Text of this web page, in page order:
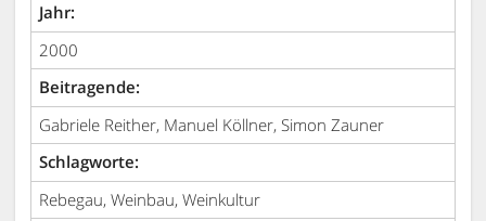
Jahr:
2000
Beitragende:
Gabriele Reither, Manuel Köllner, Simon Zauner
Schlagworte:
Rebegau, Weinbau, Weinkultur